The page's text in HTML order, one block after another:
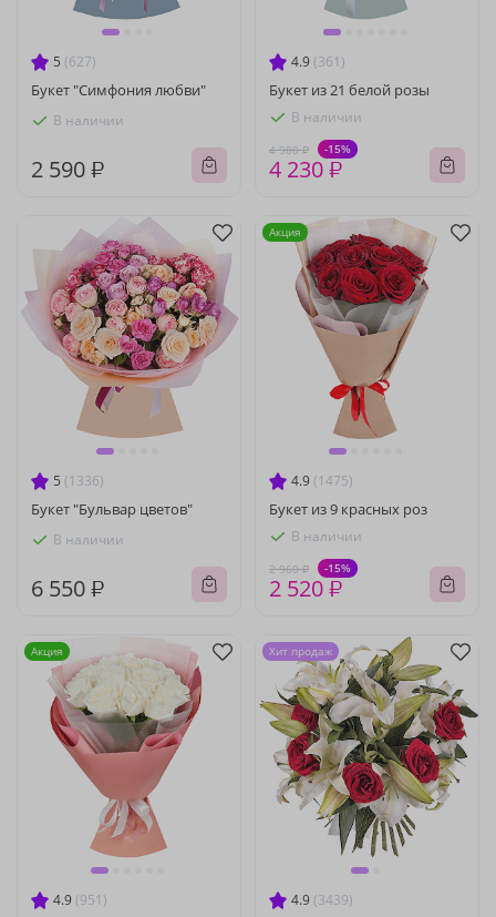
5 (627)
Букет "Симфония любви"
В наличии
2 590 ₽
4.9 (361)
Букет из 21 белой розы
В наличии
4 980 ₽ -15%
4 230 ₽
5 (1336)
Букет "Бульвар цветов"
В наличии
6 550 ₽
4.9 (1475)
Букет из 9 красных роз
В наличии
2 960 ₽ -15%
2 520 ₽
Акция
4.9 (951)
Акция
4.9 (3439)
Хит продаж